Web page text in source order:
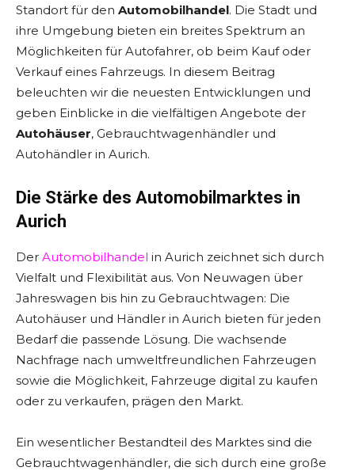
Standort für den Automobilhandel. Die Stadt und
ihre Umgebung bieten ein breites Spektrum an
Möglichkeiten für Autofahrer, ob beim Kauf oder
Verkauf eines Fahrzeugs. In diesem Beitrag
beleuchten wir die neuesten Entwicklungen und
geben Einblicke in die vielfältigen Angebote der
Autohäuser, Gebrauchtwagenhändler und
Autohändler in Aurich.
Die Stärke des Automobilmarktes in
Aurich
Der Automobilhandel in Aurich zeichnet sich durch
Vielfalt und Flexibilität aus. Von Neuwagen über
Jahreswagen bis hin zu Gebrauchtwagen: Die
Autohäuser und Händler in Aurich bieten für jeden
Bedarf die passende Lösung. Die wachsende
Nachfrage nach umweltfreundlichen Fahrzeugen
sowie die Möglichkeit, Fahrzeuge digital zu kaufen
oder zu verkaufen, prägen den Markt.
Ein wesentlicher Bestandteil des Marktes sind die
Gebrauchtwagenhändler, die sich durch eine große